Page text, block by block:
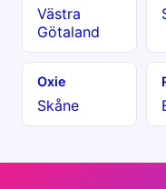
Västra
Götaland
Oxie
Skåne